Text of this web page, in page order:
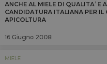
ANCHE AL MIELE DI QUALITA’ E
CANDIDATURA ITALIANA PER IL
APICOLTURA
16 Giugno 2008
MIELE